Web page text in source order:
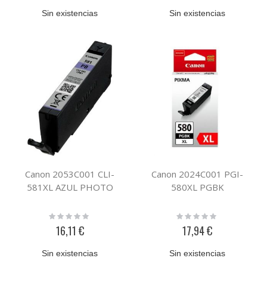
Sin existencias Sin existencias
Canon 2053C001 CLI-
581XL AZUL PHOTO
Rating:
16,11 €
Sin existencias
Canon 2024C001 PGI-
580XL PGBK
Rating:
17,94 €
Sin existencias